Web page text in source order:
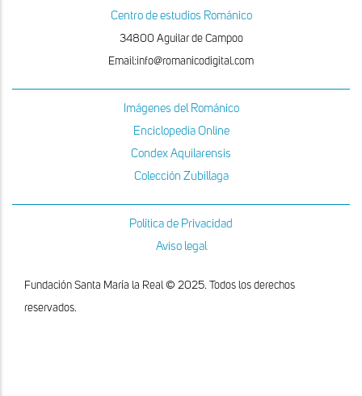
Centro de estudios Románico
34800 Aguilar de Campoo
Email:info@romanicodigital.com
Imágenes del Románico
Enciclopedia Online
Condex Aquilarensis
Colección Zubillaga
Política de Privacidad
Aviso legal
Fundación Santa María la Real © 2025. Todos los derechos
reservados.